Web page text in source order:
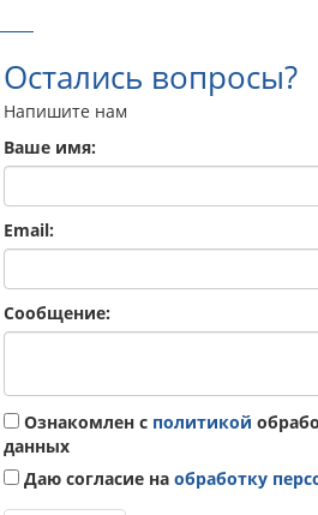
Остались вопросы?
Напишите нам
Ваше имя:
Email:
Сообщение:
Ознакомлен с политикой
данных
Даю согласие на обработку